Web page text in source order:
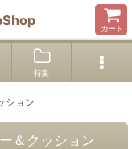
カート
特集
ション
＆クッション